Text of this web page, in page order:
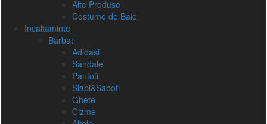
Alte Produse
Costume de Baie
Incaltaminte
Barbati
Adidasi
Sandale
Pantofi
Slapi&Saboti
Ghete
Cizme